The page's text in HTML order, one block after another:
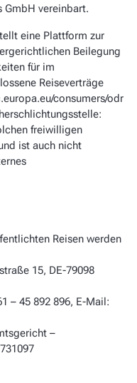
vereinbart.
eine Plattform zur
Beilegung
für im
Reiseverträge
consumers/odr
freiwilligen
ist auch nicht
Reisen werden
15, DE-79098
– 45 892 896, E-Mail:
–